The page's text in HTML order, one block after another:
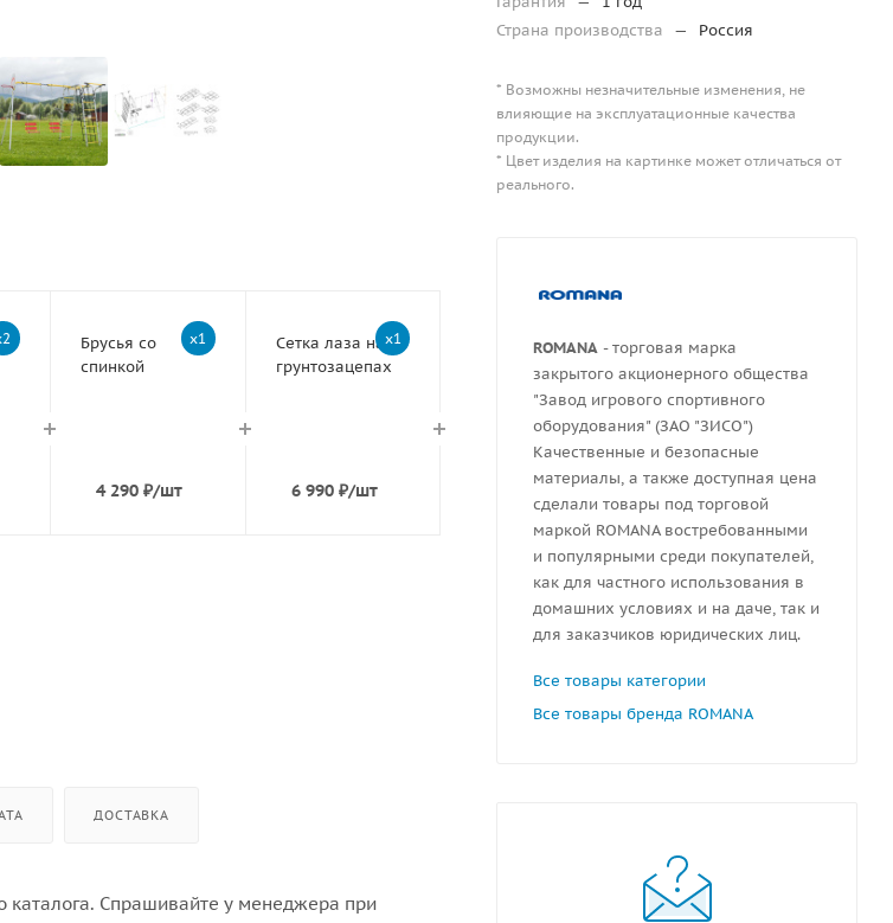
x1
Брусья со
спинкой
4 290₽/шт
x1
Сетка лаза на
грунтозацепах
6 990₽/шт
ДОСТАВКА
Спрашивайте у менеджера при
Страна производства
— Россия
* Возможны незначительные изменения, не
влияющие на эксплуатационные качества
продукции.
* Цвет изделия на картинке может отличаться от
реального.
ROMANA - торговая марка
закрытого акционерного общества
"Завод игрового спортивного
оборудования" (ЗАО "ЗИСО")
Качественные и безопасные
материалы, а также доступная цена
сделали товары под торговой
маркой ROMANA востребованными
и популярными среди покупателей,
как для частного использования в
домашних условиях и на даче, так и
для заказчиков юридических лиц.
Все товары категории
Все товары бренда ROMANA